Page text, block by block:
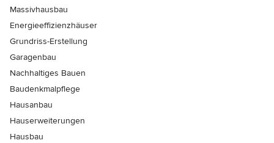
Massivhausbau
Energieeffizienzhäuser
Grundriss-Erstellung
Garagenbau
Nachhaltiges Bauen
Baudenkmalpflege
Hausanbau
Hauserweiterungen
Hausbau